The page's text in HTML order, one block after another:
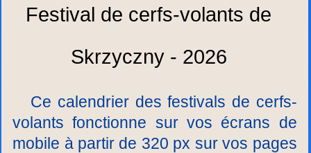
Festival de cerfs-volants de
Skrzyczny - 2026
Ce calendrier des festivals de cerfs-
volants fonctionne sur vos écrans de
mobile à partir de 320 px sur vos pages